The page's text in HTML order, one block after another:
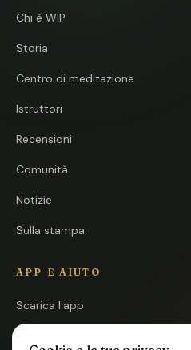
Chi è WIP
Storia
Centro di meditazione
Istruttori
Recensioni
Comunità
Notizie
Sulla stampa
APP E AIUTO
Scarica l'app